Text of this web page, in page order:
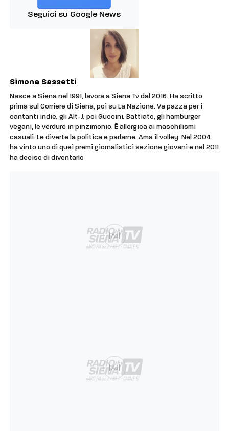
Seguici su Google News
Simona Sassetti
Nasce a Siena nel 1991, lavora a Siena Tv dal 2016. Ha scritto
prima sul Corriere di Siena, poi su La Nazione. Va pazza per i
cantanti indie, gli Alt-J, poi Guccini, Battiato, gli hamburger
vegani, le verdure in pinzimonio. È allergica ai maschilismi
casuali. Le diverte la politica e parlarne. Ama il volley. Nel 2004
ha vinto uno di quei premi giornalistici sezione giovani e nel 2011
ha deciso di diventarlo
Ad
Ad